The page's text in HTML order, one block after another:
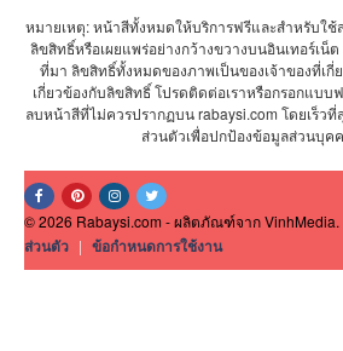
หมายเหตุ: หน้าสีทั้งหมดให้บริการฟรีและสำหรับใ
ลิขสิทธิ์หรือเผยแพร่อย่างกว้างขวางบนอินเทอร์เน็
ที่มา ลิขสิทธิ์ทั้งหมดของภาพเป็นของเจ้าของที่เ
เกี่ยวข้องกับลิขสิทธิ์ โปรดติดต่อเราหรือกรอกแบบฟ
ลบหน้าสีที่ไม่ควรปรากฏบน rabaysi.com โดยเร็วที่
ส่วนตัวเพื่อปกป้องข้อมูลส่วนบุค
© 2026 Rabaysi.com - ผลิตภัณฑ์จาก VinhMedia.
ส่วนตัว | ข้อกำหนดการใช้งาน